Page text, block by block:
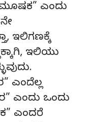
ಎಂದು
ಇಲಿಗಣಕ್ಕೆ
ಇಲಿಯು
ಎಂದೆಲ್ಲ
ಎಂದು ಒಂದು
ಎಂದರೆ